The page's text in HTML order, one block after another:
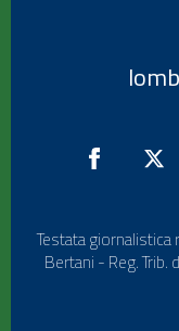
Testata
Bertani - Reg.